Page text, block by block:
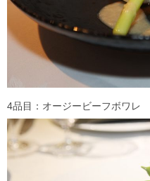
4品目：オージービーフボワレ